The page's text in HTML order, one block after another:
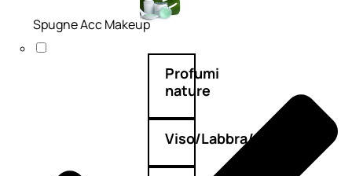
Profumi
nature
Viso/Labbra/Occhi
Spugne Acc Makeup